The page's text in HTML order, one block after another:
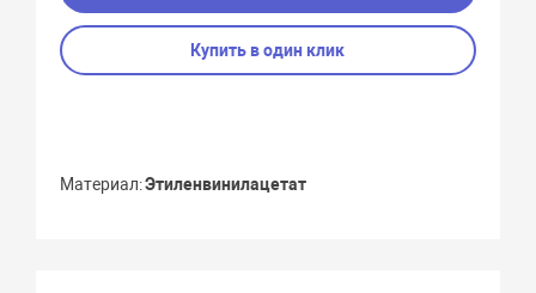
Купить в один клик
Материал Этиленвинилацетат